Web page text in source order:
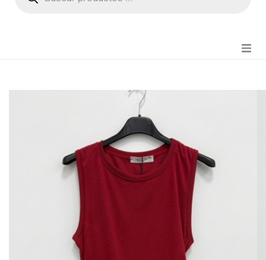
FIANZA TIKTOK
MODA CHICA
BEAUTY